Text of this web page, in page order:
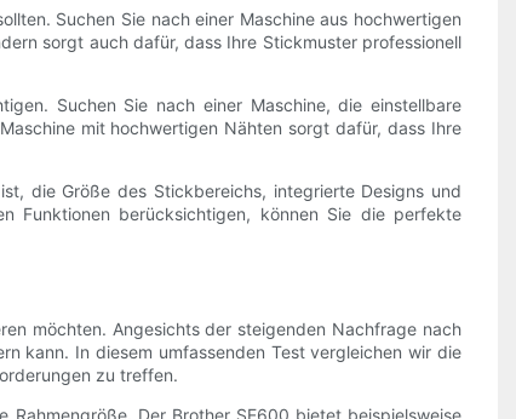
Suchen Sie nach einer Maschine aus hochwertigen
sorgt auch dafür, dass Ihre Stickmuster professionell
Suchen Sie nach einer Maschine, die einstellbare
mit hochwertigen Nähten sorgt dafür, dass Ihre
die Größe des Stickbereichs, integrierte Designs und
Funktionen berücksichtigen, können Sie die perfekte
möchten. Angesichts der steigenden Nachfrage nach
kann. In diesem umfassenden Test vergleichen wir die
zu treffen.